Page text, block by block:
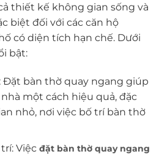
thiết kế không gian sống và
biệt đối với các căn hộ
có diện tích hạn chế. Dưới
bật:
Đặt bàn thờ quay ngang giúp
một cách hiệu quả, đặc
nhỏ, nơi việc bố trí bàn thờ
Việc đặt bàn thờ quay ngang